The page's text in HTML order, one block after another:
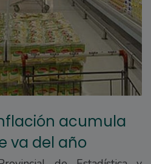
acumula
va del año